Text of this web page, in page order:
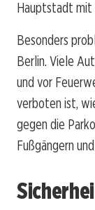
Hauptstadt mit
Besonders
Berlin. Viele
und vor
verboten ist,
gegen die
Fußgängern